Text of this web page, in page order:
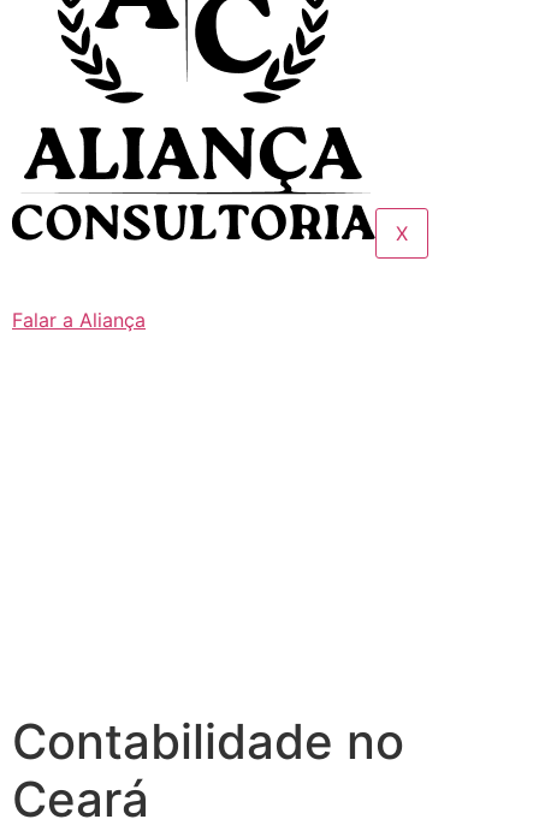
X
Falar a Aliança
Contabilidade no
Ceará